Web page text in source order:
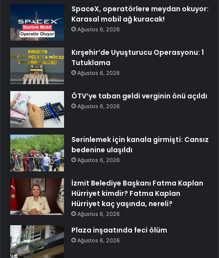
SpaceX, operatörlere meydan okuyor:
Karasal mobil ağ kuracak!
Ağustos 6, 2026
Kırşehir’de Uyuşturucu Operasyonu: 1
Tutuklama
Ağustos 6, 2026
ÖTV’ye taban geldi verginin önü açıldı
Ağustos 6, 2026
Serinlemek için kanala girmişti: Cansız
bedenine ulaşıldı
Ağustos 6, 2026
İzmit Belediye Başkanı Fatma Kaplan
Hürriyet kimdir? Fatma Kaplan
Hürriyet kaç yaşında, nereli?
Ağustos 6, 2026
Plaza inşaatında feci ölüm
Ağustos 6, 2026